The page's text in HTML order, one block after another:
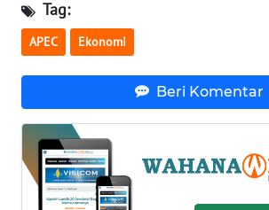
Tag:
APEC Ekonomi
Beri Komentar
WN
NUSANTARA
JOGJA
WN
JATIM